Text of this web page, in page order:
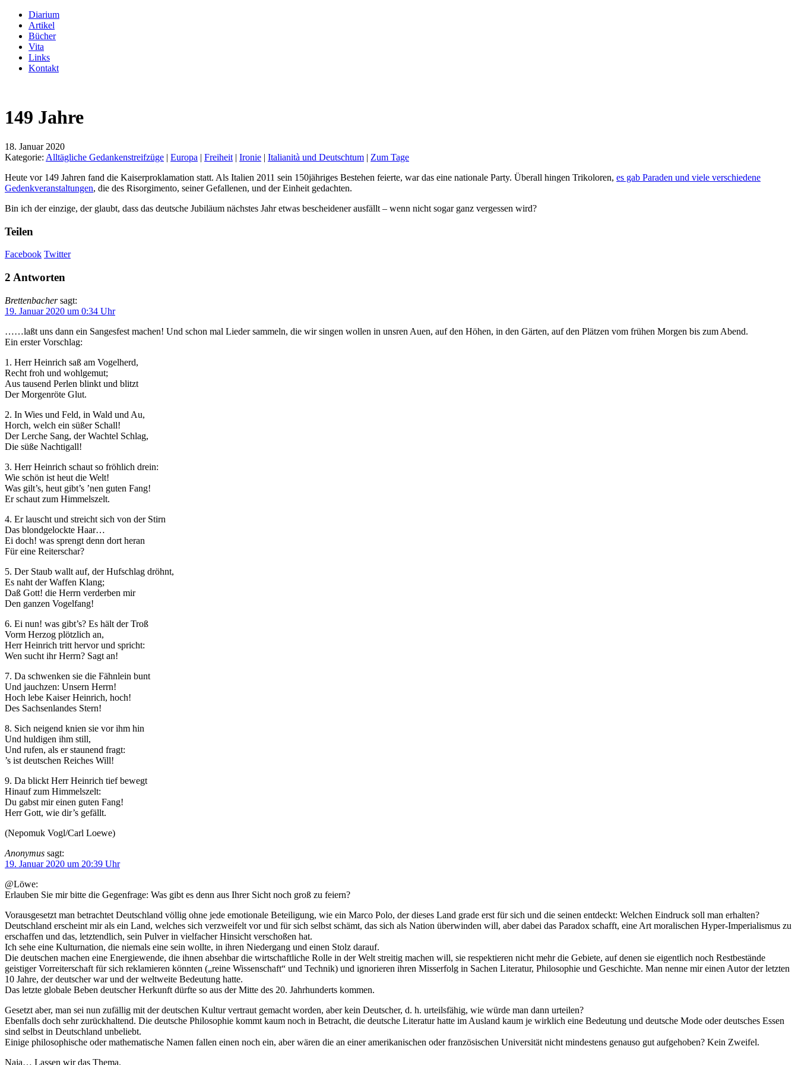
Diarium
Artikel
Bücher
Vita
Links
Kontakt
149 Jahre
18. Januar 2020
Kategorie: Alltägliche Gedankenstreifzüge | Europa | Freiheit | Ironie | Italianità und Deutschtum | Zum Tage
Heute vor 149 Jahren fand die Kaiserproklamation statt. Als Italien 2011 sein 150jähriges Bestehen feierte, war das eine nationale Party. Überall hingen Trikoloren, es gab Paraden und viele verschiedene
Gedenkveranstaltungen, die des Risorgimento, seiner Gefallenen, und der Einheit gedachten.
Bin ich der einzige, der glaubt, dass das deutsche Jubiläum nächstes Jahr etwas bescheidener ausfällt – wenn nicht sogar ganz vergessen wird?
Teilen
Facebook Twitter
2 Antworten
Brettenbacher sagt:
19. Januar 2020 um 0:34 Uhr
……laßt uns dann ein Sangesfest machen! Und schon mal Lieder sammeln, die wir singen wollen in unsren Auen, auf den Höhen, in den Gärten, auf den Plätzen vom frühen Morgen bis zum Abend.
Ein erster Vorschlag:
1. Herr Heinrich saß am Vogelherd,
Recht froh und wohlgemut;
Aus tausend Perlen blinkt und blitzt
Der Morgenröte Glut.
2. In Wies und Feld, in Wald und Au,
Horch, welch ein süßer Schall!
Der Lerche Sang, der Wachtel Schlag,
Die süße Nachtigall!
3. Herr Heinrich schaut so fröhlich drein:
Wie schön ist heut die Welt!
Was gilt’s, heut gibt’s ’nen guten Fang!
Er schaut zum Himmelszelt.
4. Er lauscht und streicht sich von der Stirn
Das blondgelockte Haar…
Ei doch! was sprengt denn dort heran
Für eine Reiterschar?
5. Der Staub wallt auf, der Hufschlag dröhnt,
Es naht der Waffen Klang;
Daß Gott! die Herrn verderben mir
Den ganzen Vogelfang!
6. Ei nun! was gibt’s? Es hält der Troß
Vorm Herzog plötzlich an,
Herr Heinrich tritt hervor und spricht:
Wen sucht ihr Herrn? Sagt an!
7. Da schwenken sie die Fähnlein bunt
Und jauchzen: Unsern Herrn!
Hoch lebe Kaiser Heinrich, hoch!
Des Sachsenlandes Stern!
8. Sich neigend knien sie vor ihm hin
Und huldigen ihm still,
Und rufen, als er staunend fragt:
’s ist deutschen Reiches Will!
9. Da blickt Herr Heinrich tief bewegt
Hinauf zum Himmelszelt:
Du gabst mir einen guten Fang!
Herr Gott, wie dir’s gefällt.
(Nepomuk Vogl/Carl Loewe)
Anonymus sagt:
19. Januar 2020 um 20:39 Uhr
@Löwe:
Erlauben Sie mir bitte die Gegenfrage: Was gibt es denn aus Ihrer Sicht noch groß zu feiern?
Vorausgesetzt man betrachtet Deutschland völlig ohne jede emotionale Beteiligung, wie ein Marco Polo, der dieses Land grade erst für sich und die seinen entdeckt: Welchen Eindruck soll man erhalten?
Deutschland erscheint mir als ein Land, welches sich verzweifelt vor und für sich selbst schämt, das sich als Nation überwinden will, aber dabei das Paradox schafft, eine Art moralischen Hyper-Imperialismus zu
erschaffen und das, letztendlich, sein Pulver in vielfacher Hinsicht verschoßen hat.
Ich sehe eine Kulturnation, die niemals eine sein wollte, in ihren Niedergang und einen Stolz darauf.
Die deutschen machen eine Energiewende, die ihnen absehbar die wirtschaftliche Rolle in der Welt streitig machen will, sie respektieren nicht mehr die Gebiete, auf denen sie eigentlich noch Restbestände
geistiger Vorreiterschaft für sich reklamieren könnten („reine Wissenschaft“ und Technik) und ignorieren ihren Misserfolg in Sachen Literatur, Philosophie und Geschichte. Man nenne mir einen Autor der letzten
10 Jahre, der deutscher war und der weltweite Bedeutung hatte.
Das letzte globale Beben deutscher Herkunft dürfte so aus der Mitte des 20. Jahrhunderts kommen.
Gesetzt aber, man sei nun zufällig mit der deutschen Kultur vertraut gemacht worden, aber kein Deutscher, d. h. urteilsfähig, wie würde man dann urteilen?
Ebenfalls doch sehr zurückhaltend. Die deutsche Philosophie kommt kaum noch in Betracht, die deutsche Literatur hatte im Ausland kaum je wirklich eine Bedeutung und deutsche Mode oder deutsches Essen
sind selbst in Deutschland unbeliebt.
Einige philosophische oder mathematische Namen fallen einen noch ein, aber wären die an einer amerikanischen oder französischen Universität nicht mindestens genauso gut aufgehoben? Kein Zweifel.
Naja… Lassen wir das Thema.